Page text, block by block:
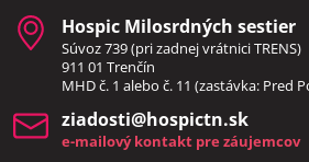
Hospic Milosrdných sestier
Súvoz 739 (pri zadnej vrátnici TRENS)
911 01 Trenčín
MHD č. 1 alebo č. 11 (zastávka: Pred
ziadosti​@hospictn​.sk
e-mailový kontakt pre záujemcov